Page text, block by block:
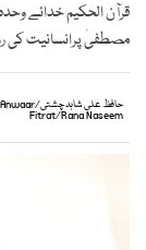
قرآن الحکیم خدائے
مصطفیٰ پرانسانیت کی
حافظ علی شاہد چشتی/
Anwaar
Fitrat/Rana Naseem